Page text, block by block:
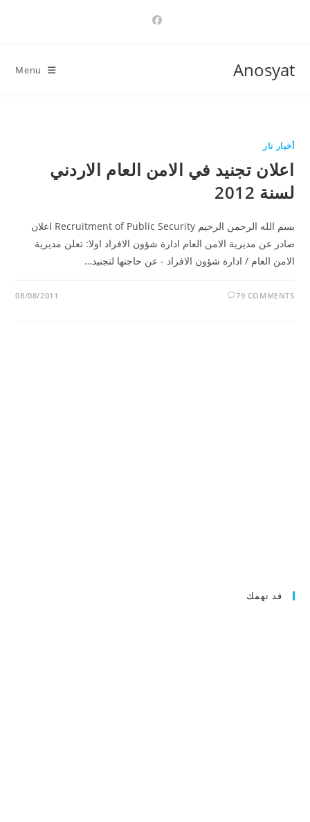
Anosyat
Menu
أخبار نار
اعلان تجنيد في الامن العام الاردني
لسنة 2012
بسم الله الرحمن الرحيم Recruitment of Public Security اعلان
صادر عن مديرية الامن العام ادارة شؤون الافراد اولا: تعلن مديرية
الامن العام / ادارة شؤون الافراد - عن حاجتها لتجنيد…
79 COMMENTS
08/08/2011
قد تهمك